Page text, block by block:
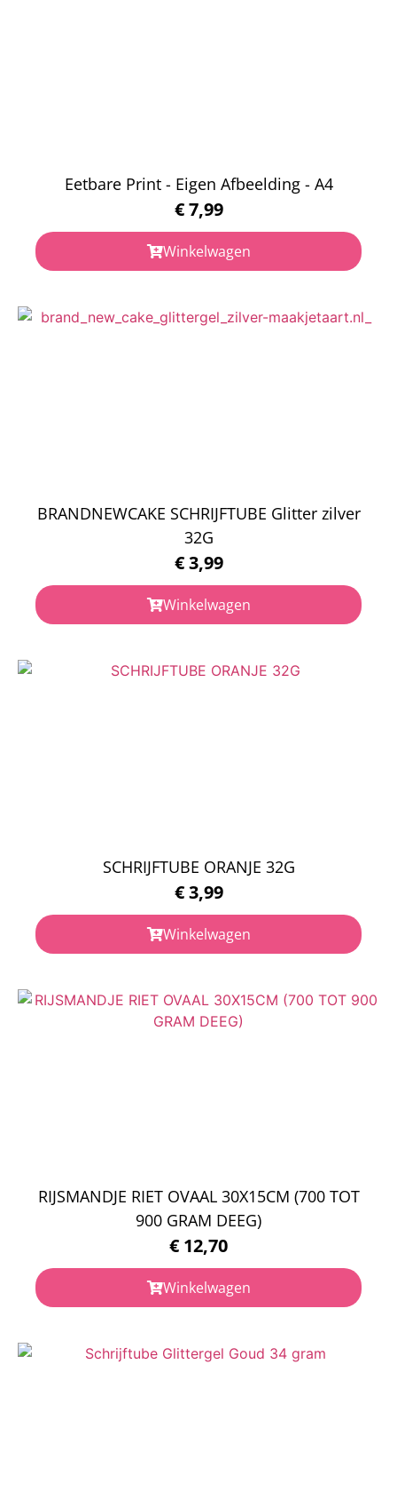
Eetbare Print - Eigen Afbeelding - A4
€7,99
Winkelwagen
BRANDNEWCAKE SCHRIJFTUBE Glitter zilver
32G
€3,99
Winkelwagen
SCHRIJFTUBE ORANJE 32G
€3,99
Winkelwagen
RIJSMANDJE RIET OVAAL 30X15CM (700 TOT
900 GRAM DEEG)
€ 12,70
Winkelwagen